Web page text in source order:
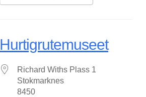
Hurtigrutemuseet
Richard Withs Plass 1
Stokmarknes
8450